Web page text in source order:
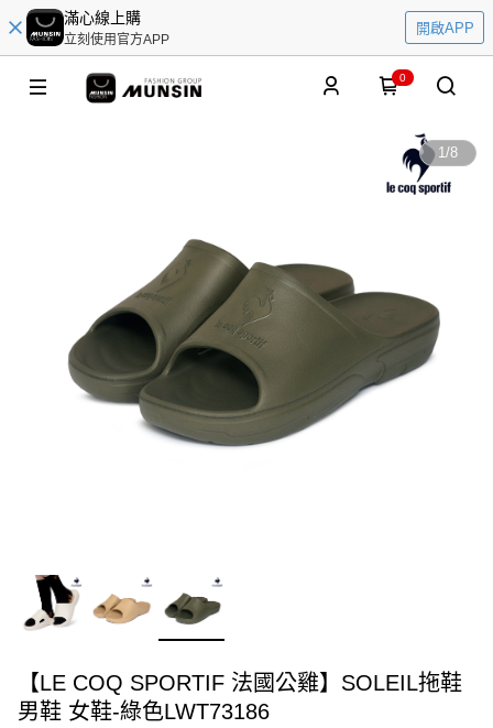
滿心線上購
立刻使用官方APP
開啟APP
0
1/8
【LE COQ SPORTIF 法國公雞】SOLEIL拖鞋
男鞋 女鞋-綠色LWT73186